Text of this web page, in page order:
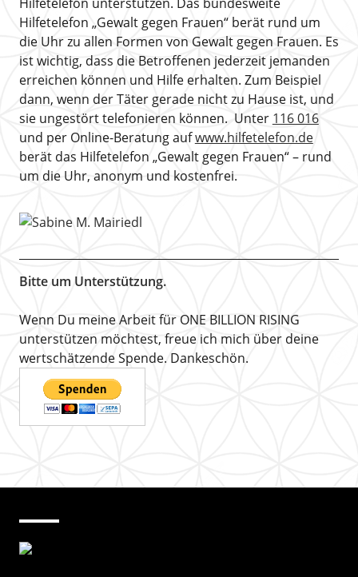
Hilfetelefon unterstützen. Das bundesweite
Hilfetelefon „Gewalt gegen Frauen“ berät rund um
die Uhr zu allen Formen von Gewalt gegen Frauen. Es
ist wichtig, dass die Betroffenen jederzeit jemanden
erreichen können und Hilfe erhalten. Zum Beispiel
dann, wenn der Täter gerade nicht zu Hause ist, und
sie ungestört telefonieren können. Unter 116 016
und per Online-Beratung aufwww.hilfetelefon.de
berät das Hilfetelefon „Gewalt gegen Frauen“ – rund
um die Uhr, anonym und kostenfrei.
Bitte um Unterstützung.
Wenn Du meine Arbeit für ONE BILLION RISING
unterstützen möchtest, freue ich mich über deine
wertschätzende Spende. Dankeschön.